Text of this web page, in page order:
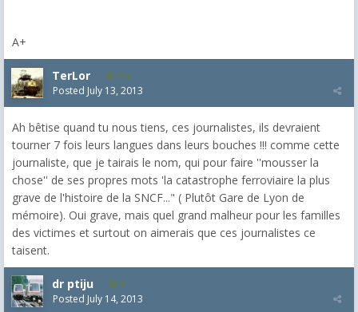
A+
TerLor 114
Posted July 13, 2013
Ah bêtise quand tu nous tiens, ces journalistes, ils devraient
tourner 7 fois leurs langues dans leurs bouches !!! comme cette
journaliste, que je tairais le nom, qui pour faire ''mousser la
chose'' de ses propres mots 'la catastrophe ferroviaire la plus
grave de l'histoire de la SNCF..." ( Plutôt Gare de Lyon de
mémoire). Oui grave, mais quel grand malheur pour les familles
des victimes et surtout on aimerais que ces journalistes ce
taisent.
dr ptiju 9
Posted July 14, 2013